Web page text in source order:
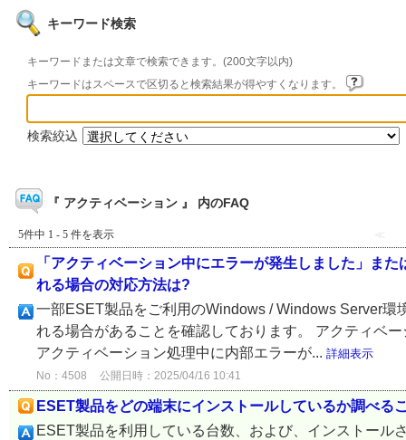
キーワード検索
キーワードまたは文章で検索できます。(200文字以内)
キーワードはスペースで区切ると検索結果が得やすくなります。
検索絞込
『 アクティベーション 』 内のFAQ
5件中 1 - 5 件を表示 ≪
「アクティベーション中にエラーが発生しました」ま
れる場合の対応方法は?
一部ESET製品をご利用のWindows / Windows Server
れる場合があることを確認しております。 アクティベ
アクティベーション処理中に内部エラーが... 詳細表示
No：4508 公開日時：2025/04/16 10:41
ESET製品をどの端末にインストールしているか調べる
ESET製品を利用している台数、および、インストー